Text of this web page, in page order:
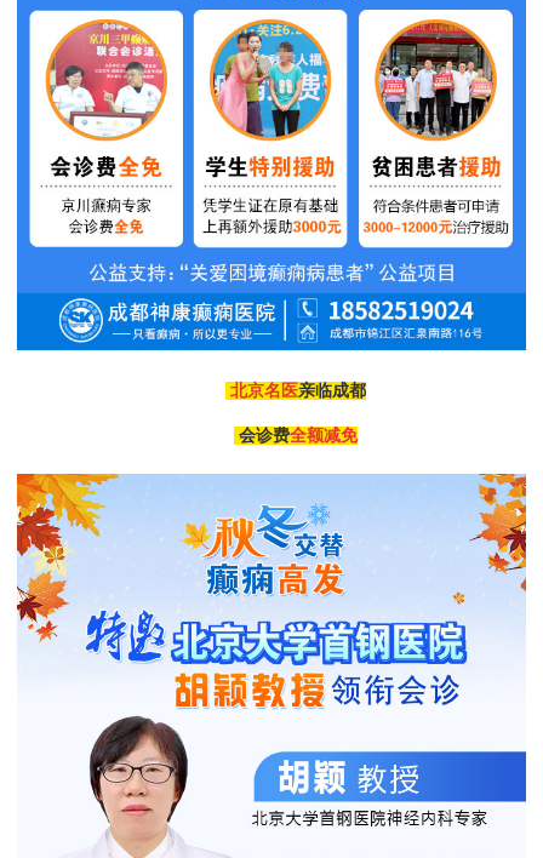
北京名医亲临成都
会诊费全额减免